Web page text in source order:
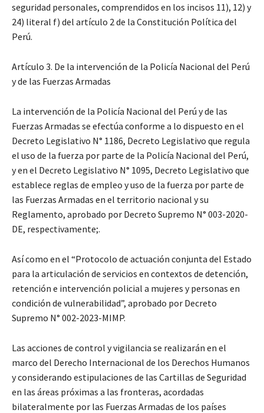
seguridad personales, comprendidos en los incisos 11), 12) y
24) literal f) del artículo 2 de la Constitución Política del
Perú.
Artículo 3. De la intervención de la Policía Nacional del Perú
y de las Fuerzas Armadas
La intervención de la Policía Nacional del Perú y de las
Fuerzas Armadas se efectúa conforme a lo dispuesto en el
Decreto Legislativo N° 1186, Decreto Legislativo que regula
el uso de la fuerza por parte de la Policía Nacional del Perú,
y en el Decreto Legislativo N° 1095, Decreto Legislativo que
establece reglas de empleo y uso de la fuerza por parte de
las Fuerzas Armadas en el territorio nacional y su
Reglamento, aprobado por Decreto Supremo N° 003-2020-
DE, respectivamente;.
Así como en el “Protocolo de actuación conjunta del Estado
para la articulación de servicios en contextos de detención,
retención e intervención policial a mujeres y personas en
condición de vulnerabilidad”, aprobado por Decreto
Supremo N° 002-2023-MIMP.
Las acciones de control y vigilancia se realizarán en el
marco del Derecho Internacional de los Derechos Humanos
y considerando estipulaciones de las Cartillas de Seguridad
en las áreas próximas a las fronteras, acordadas
bilateralmente por las Fuerzas Armadas de los países